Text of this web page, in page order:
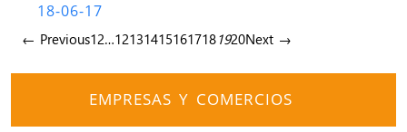
18-06-17
← Previous12…121314151617181920Next →
EMPRESAS Y COMERCIOS